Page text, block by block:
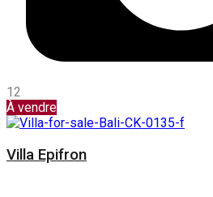
12
À vendre
Villa Epifron